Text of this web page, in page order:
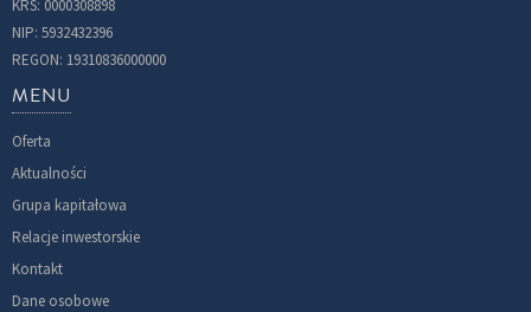
KRS: 0000308898
NIP: 5932432396
REGON: 19310836000000
MENU
Oferta
Aktualności
Grupa kapitałowa
Relacje inwestorskie
Kontakt
Dane osobowe